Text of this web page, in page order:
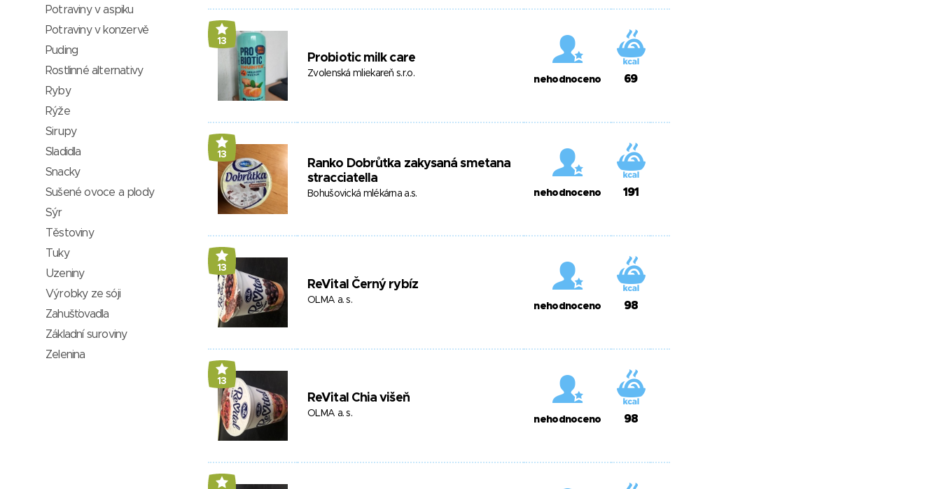
13
Probiotic milk care
Zvolenská mliekareň s.r.o.
nehodnoceno 69
13
Ranko Dobrůtka zakysaná smetana
stracciatella
Bohušovická mlékárna a.s. nehodnoceno 191
13
ReVital Černý rybíz
OLMA a. s.
nehodnoceno 98
13
ReVital Chia višeň
OLMA a. s.
nehodnoceno 98
Potraviny v aspiku
Potraviny v konzervě
Puding
Rostlinné alternativy
Ryby
Rýže
Sirupy
Sladidla
Snacky
Sušené ovoce a plody
Sýr
Těstoviny
Tuky
Uzeniny
Výrobky ze sóji
Zahušťovadla
Základní suroviny
Zelenina